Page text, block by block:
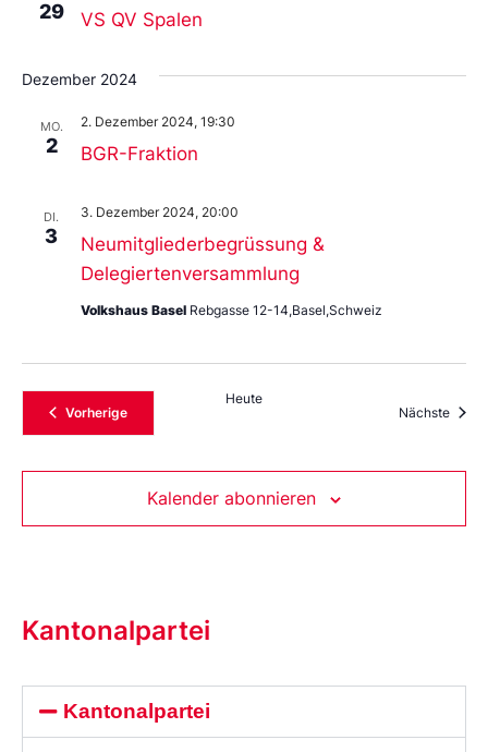
29 VS QV Spalen
Dezember 2024
MO.
2 BGR-Fraktion
2. Dezember 2024, 19:30
DI.
3
Neumitgliederbegrüssung &
Delegiertenversammlung
3. Dezember 2024, 20:00
Volkshaus Basel Rebgasse 12-14,Basel,Schweiz
VorherigeVeranstaltungen
Heute
Nächste
Kalender abonnieren
Kantonalpartei
Kantonalpartei